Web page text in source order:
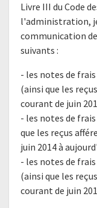
Livre III du Code
l'administration,
communication
suivants :
- les notes de
(ainsi que les
courant de juin
- les notes de
que les reçus
juin 2014 à
- les notes de
(ainsi que les
courant de juin